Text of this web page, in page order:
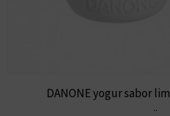
DANONE yogur sabor
..